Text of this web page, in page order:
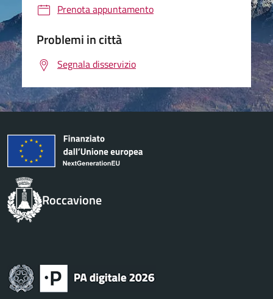
Prenota appuntamento
Problemi in città
Segnala disservizio
Roccavione